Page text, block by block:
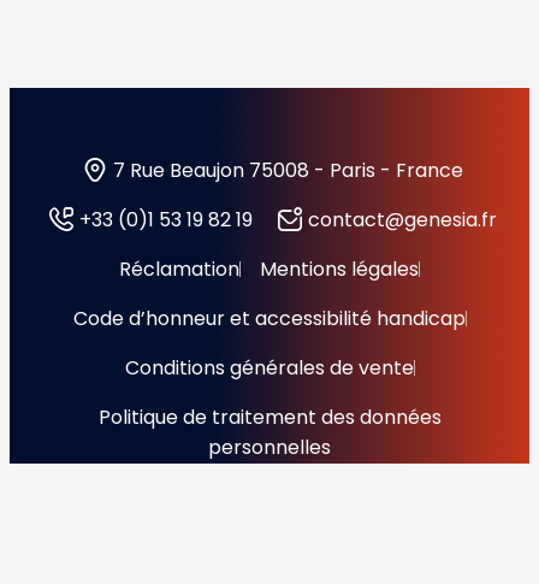
7 Rue Beaujon 75008 - Paris - France
+33 (0)1 53 19 82 19
contact@genesia.fr
Réclamation
Mentions légales
Code d’honneur et accessibilité handicap
Conditions générales de vente
Politique de traitement des données
personnelles